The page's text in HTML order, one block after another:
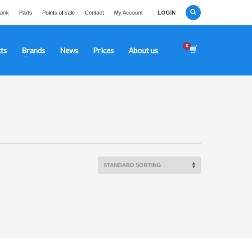
Parts Points of sale Contact My Account LOGIN
Brands News Prices About us